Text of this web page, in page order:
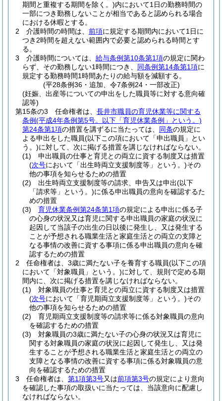
期間と重複する期間を除く。)内において1日の勤務時間の
一部につき勤務しないことが相当であると認められる場合
における休暇とする。
2
介護時間の時間は、 前項に規定する期間内において1日に
つき2時間を超えない範囲内で必要と認められる時間とす
る。
3
介護時間については、 給与条例第10条第1項の規定に関わ
らず、その勤務しない1時間につき、 同条例第14条第1項に
規定する勤務時間1時間あたりの給与額を減額する。
(平28条例36・追加、令7条例24・一部改正)
(妊娠、出産等についての申出をした職員等に対する意向確
認等)
第15条の3
任命権者は、 長井市職員の育児休業等に関する
条例(平成4年条例第5号。以下「育児休業条例」という。)
第24条第1項の措置を講ずるに当たっては、 同条の規定に
よる申出をした職員(以下この項において「申出職員」とい
う。)に対して、次に掲げる措置を講じなければならない。
(1)
申出職員の仕事と育児との両立に資する制度又は措置
(次号において「出生時両立支援制度等」という。)その
他の事項を知らせるための措置
(2)
出生時両立支援制度等の請求、申告又は申出(以下
「請求等」という。)に係る申出職員の意向を確認するた
めの措置
(3)
育児休業条例第24条第1項の規定による申出に係る子
の心身の状況又は育児に関する申出職員の家庭の状況に
起因して当該子の出生の日以後に発生し、又は発生する
ことが予想される職業生活と家庭生活との両立の支障と
なる事情の改善に資する事項に係る申出職員の意向を確
認するための措置
2
任命権者は、3歳に満たない子を養育する職員(以下この項
において「対象職員」という。)に対して、規則で定める期
間内に、次に掲げる措置を講じなければならない。
(1)
対象職員の仕事と育児との両立に資する制度又は措置
(次号において「育児期両立支援制度等」という。)その
他の事項を知らせるための措置
(2)
育児期両立支援制度等の請求等に係る対象職員の意向
を確認するための措置
(3)
対象職員の3歳に満たない子の心身の状況又は育児に
関する対象職員の家庭の状況に起因して発生し、又は発
生することが予想される職業生活と家庭生活との両立の
支障となる事情の改善に資する事項に係る対象職員の意
向を確認するための措置
3
任命権者は、 第1項第3号又は前項第3号の規定により意向
を確認した事項の取扱いに当たっては、当該意向に配慮し
なければならない。